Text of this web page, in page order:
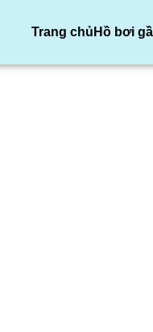
Trang chủ Hồ bơi